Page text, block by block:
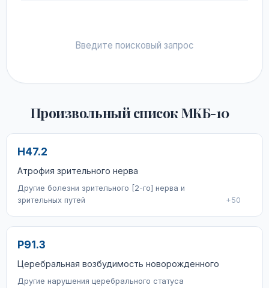
Введите поисковый запрос
Произвольный список МКБ-10
H47.2
Атрофия зрительного нерва
Другие болезни зрительного [2-го] нерва и
зрительных путей
+50
P91.3
Церебральная возбудимость новорожденного
Другие нарушения церебрального статуса